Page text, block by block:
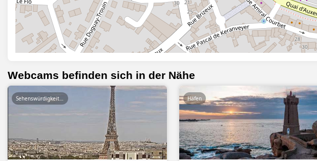
Webcams befinden sich in der Nähe
Häfen